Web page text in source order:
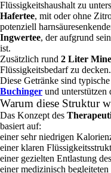
Flüssigkeitshaushalt zu
Hafertee, mit oder ohne
potenziell
Ingwertee, der aufgrund
ist.
Zusätzlich rund 2 Liter
Flüssigkeitsbedarf zu decken.
Diese Getränke sind
Buchinger und unterstützen
Warum diese Struktur
Das Konzept des
basiert auf:
einer sehr niedrigen
einer klaren
einer gezielten Entlastung
einer medizinisch